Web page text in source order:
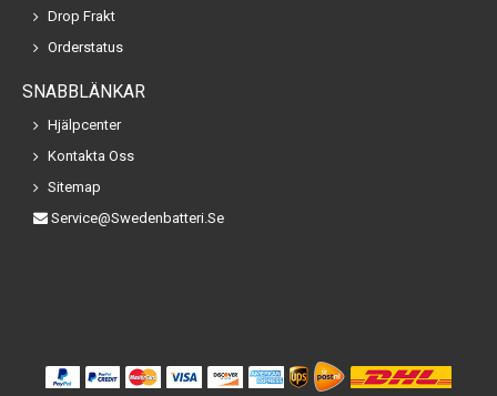
Drop Frakt
Orderstatus
SNABBLÄNKAR
Hjälpcenter
Kontakta Oss
Sitemap
Service@swedenbatteri.se